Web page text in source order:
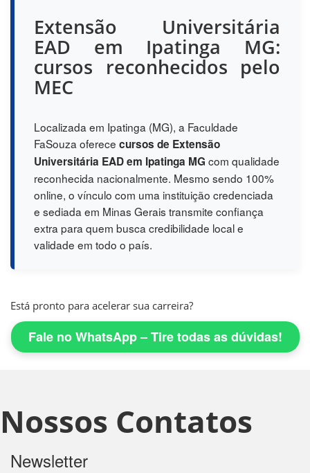
Extensão Universitária
EAD em Ipatinga MG:
cursos reconhecidos pelo
MEC
Localizada em Ipatinga (MG), a Faculdade
FaSouza oferece cursos de Extensão
Universitária EAD em Ipatinga MG com qualidade
reconhecida nacionalmente. Mesmo sendo 100%
online, o vínculo com uma instituição credenciada
e sediada em Minas Gerais transmite confiança
extra para quem busca credibilidade local e
validade em todo o país.
Está pronto para acelerar sua carreira?
Fale no WhatsApp – Tire todas as dúvidas!
Nossos Contatos
Newsletter